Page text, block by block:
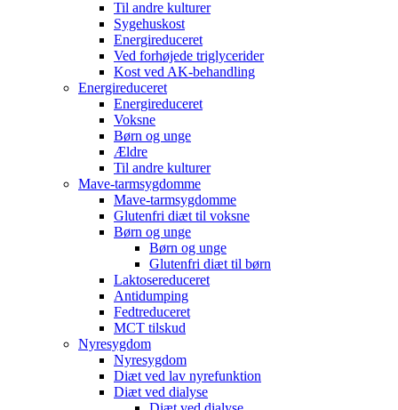
Til andre kulturer
Sygehuskost
Energireduceret
Ved forhøjede triglycerider
Kost ved AK-behandling
Energireduceret
Energireduceret
Voksne
Børn og unge
Ældre
Til andre kulturer
Mave-tarmsygdomme
Mave-tarmsygdomme
Glutenfri diæt til voksne
Børn og unge
Børn og unge
Glutenfri diæt til børn
Laktosereduceret
Antidumping
Fedtreduceret
MCT tilskud
Nyresygdom
Nyresygdom
Diæt ved lav nyrefunktion
Diæt ved dialyse